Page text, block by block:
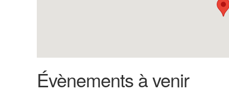
Évènements à venir